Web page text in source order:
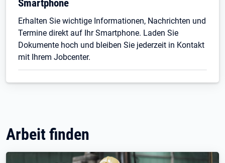
Smartphone
Erhalten Sie wichtige Informationen, Nachrichten und
Termine direkt auf Ihr Smartphone. Laden Sie
Dokumente hoch und bleiben Sie jederzeit in Kontakt
mit Ihrem Jobcenter.
Arbeit finden